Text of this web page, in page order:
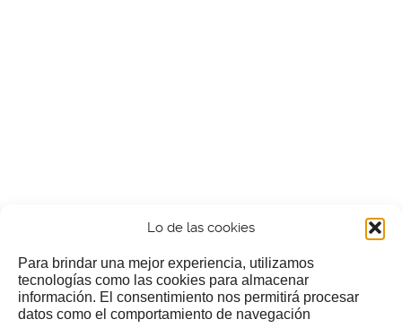
Lo de las cookies
Para brindar una mejor experiencia, utilizamos
tecnologías como las cookies para almacenar
información. El consentimiento nos permitirá procesar
datos como el comportamiento de navegación
¿Nos invitas a un cafecillo?